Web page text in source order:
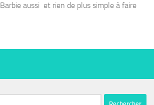
aussi et rien de plus simple à faire